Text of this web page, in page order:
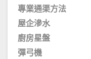
專業通渠方法
屋企滲水
廚房星盤
彈弓機